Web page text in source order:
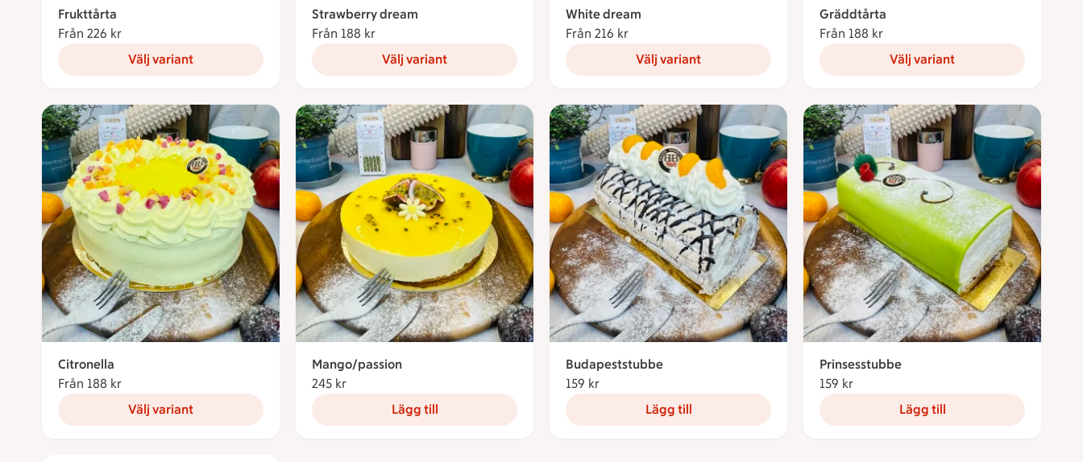
Frukttårta
Från 226 kr
Välj variant
Strawberry dream
Från 188 kr
Välj variant
White dream
Från 216 kr
Välj variant
Gräddtårta
Från 188 kr
Välj variant
Citronella
Från 188 kr
Välj variant
Mango/passion
245 kr
Lägg till
Budapeststubbe
159 kr
Lägg till
Prinsesstubbe
159 kr
Lägg till